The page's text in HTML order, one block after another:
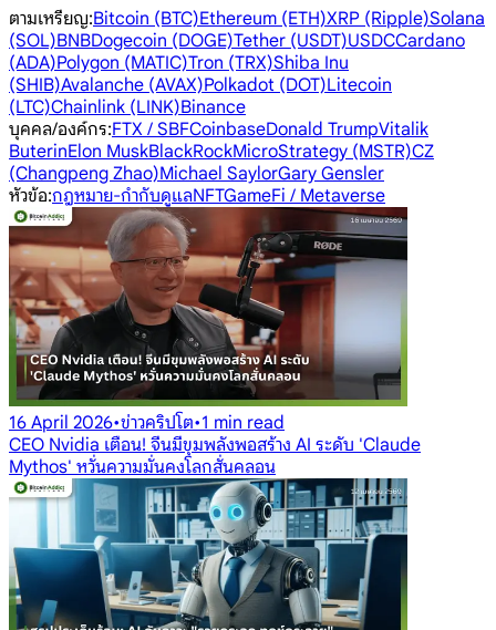
ตามเหรียญ:Bitcoin (BTC)Ethereum (ETH)XRP (Ripple)Solana
(SOL)BNBDogecoin (DOGE)Tether (USDT)USDCCardano
(ADA)Polygon (MATIC)Tron (TRX)Shiba Inu
(SHIB)Avalanche (AVAX)Polkadot (DOT)Litecoin
(LTC)Chainlink (LINK)Binance
บุคคล/องค์กร:FTX / SBFCoinbaseDonald TrumpVitalik
ButerinElon MuskBlackRockMicroStrategy (MSTR)CZ
(Changpeng Zhao)Michael SaylorGary Gensler
หัวข้อ:กฎหมาย-กำกับดูแลNFTGameFi / Metaverse
16 April 2026•ข่าวคริปโต•1 min read
CEO Nvidia เตือน! จีนมีขุมพลังพอสร้าง AI ระดับ 'Claude
Mythos' หวั่นความมั่นคงโลกสั่นคลอน